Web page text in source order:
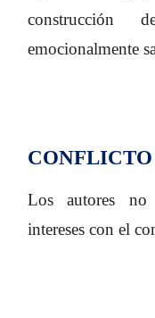
construcción
emocionalmente
CONFLICTO
Los autores
intereses con el